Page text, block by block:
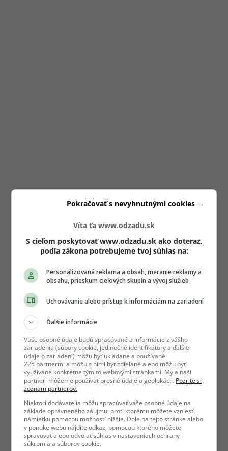
Víta ťa www.odzadu.sk
S cieľom poskytovať www.odzadu.sk ako doteraz,
podľa zákona potrebujeme tvoj súhlas na:
Personalizovaná reklama a obsah, meranie reklamy a
obsahu, prieskum cieľových skupín a vývoj služieb
Uchovávanie alebo prístup k informáciám na zariadení
Ďalšie informácie
Vaše osobné údaje budú spracúvané a informácie z vášho
zariadenia (súbory cookie, jedinečné identifikátory a ďalšie
údaje o zariadení) môžu byť ukladané a používané
225 partnermi a môžu s nimi byť zdieľané alebo môžu byť
využívané konkrétne týmito webovými stránkami. My a naši
partneri môžeme používať presné údaje o geolokácii. Pozrite si
zoznam partnerov.
Niektorí dodávatelia môžu spracúvať vaše osobné údaje na
základe oprávneného záujmu, proti ktorému môžete vzniesť
námietku pomocou možností nižšie. Dole na tejto stránke alebo
v ponuke webu nájdite odkaz, pomocou ktorého môžete
spravovať alebo odvolať súhlas v nastaveniach ochrany
súkromia a súborov cookie.
Pokračovať s nevyhnutnými cookies →